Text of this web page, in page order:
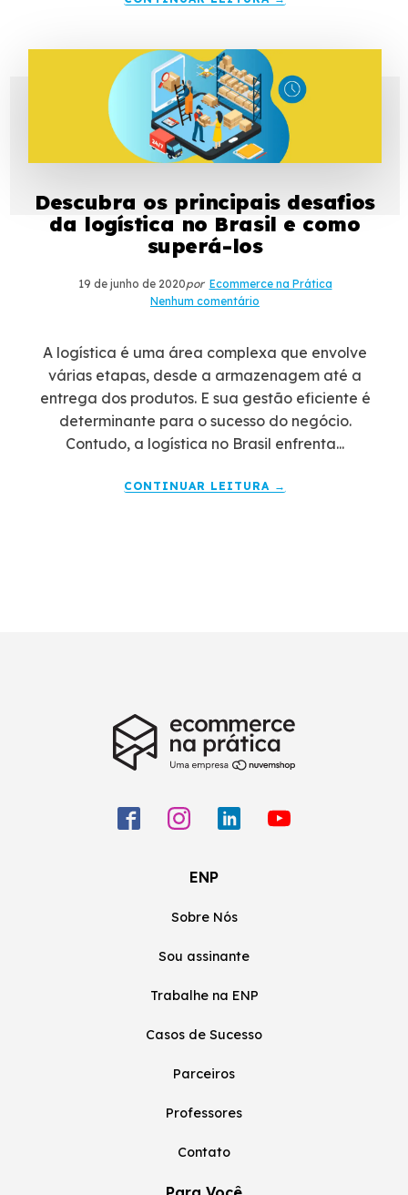
Descubra os principais desafios
da logística no Brasil e como
superá-los
19 de junho de 2020por Ecommerce na Prática
Nenhum comentário
A logística é uma área complexa que envolve
várias etapas, desde a armazenagem até a
entrega dos produtos. E sua gestão eficiente é
determinante para o sucesso do negócio.
Contudo, a logística no Brasil enfrenta...
CONTINUAR LEITURA →
ENP
Sobre Nós
Sou assinante
Trabalhe na ENP
Casos de Sucesso
Parceiros
Professores
Contato